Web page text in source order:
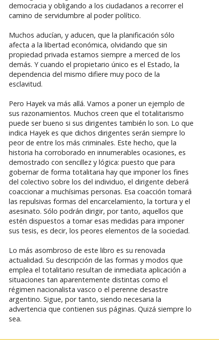
democracia y obligando a los ciudadanos a recorrer el
camino de servidumbre al poder político.
Muchos aducían, y aducen, que la planificación sólo
afecta a la libertad económica, olvidando que sin
propiedad privada estamos siempre a merced de los
demás. Y cuando el propietario único es el Estado, la
dependencia del mismo difiere muy poco de la
esclavitud.
Pero Hayek va más allá. Vamos a poner un ejemplo de
sus razonamientos. Muchos creen que el totalitarismo
puede ser bueno si sus dirigentes también lo son. Lo que
indica Hayek es que dichos dirigentes serán siempre lo
peor de entre los más criminales. Este hecho, que la
historia ha corroborado en innumerables ocasiones, es
demostrado con sencillez y lógica: puesto que para
gobernar de forma totalitaria hay que imponer los fines
del colectivo sobre los del individuo, el dirigente deberá
coaccionar a muchísimas personas. Esa coacción tomará
las repulsivas formas del encarcelamiento, la tortura y el
asesinato. Sólo podrán dirigir, por tanto, aquellos que
estén dispuestos a tomar esas medidas para imponer
sus tesis, es decir, los peores elementos de la sociedad.
Lo más asombroso de este libro es su renovada
actualidad. Su descripción de las formas y modos que
emplea el totalitario resultan de inmediata aplicación a
situaciones tan aparentemente distintas como el
régimen nacionalista vasco o el perenne desastre
argentino. Sigue, por tanto, siendo necesaria la
advertencia que contienen sus páginas. Quizá siempre lo
sea.